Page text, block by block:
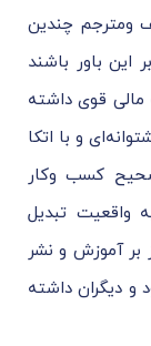
ومترجم چندین
این باور باشند
مالی قوی داشته
و با اتکا
کسب وکار
واقعیت تبدیل
بر آموزش و نشر
و دیگران داشته